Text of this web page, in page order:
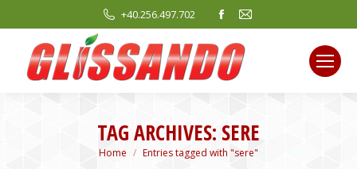
+40.256.497.702
Facebook
opens
in
new
Mail
new
TAG ARCHIVES: SERE
You are here:
Home Entries tagged with "sere"